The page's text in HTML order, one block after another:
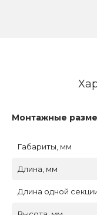
Монтажные
Габариты, мм
Длина, мм
Длина одной